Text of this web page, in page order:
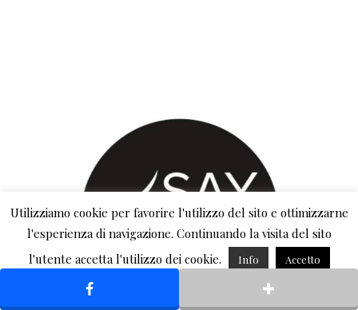
Utilizziamo cookie per favorire l'utilizzo del sito e ottimizzarne
l'esperienza di navigazione. Continuando la visita del sito
l'utente accetta l'utilizzo dei cookie.
Info Accetto